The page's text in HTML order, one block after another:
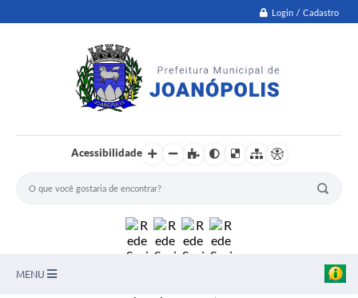
Login / Cadastro
Acessibilidade
MENU